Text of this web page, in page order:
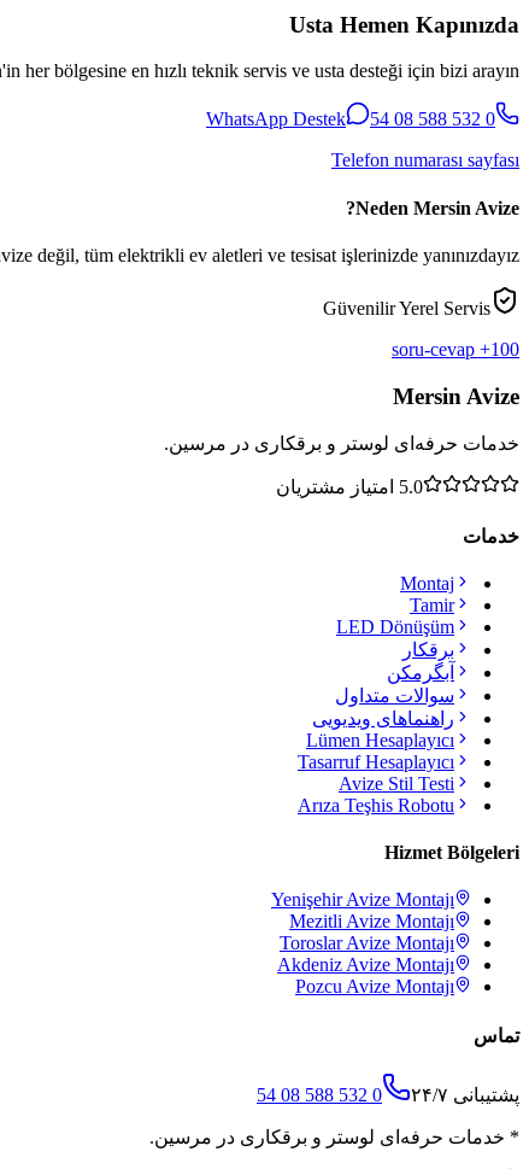
Usta Hemen Kapınızda
her bölgesine en hızlı teknik servis ve usta desteği için bizi arayın.
0 532 588 08 54
WhatsApp Destek
Telefon numarası sayfası
Neden Mersin Avize?
değil, tüm elektrikli ev aletleri ve tesisat işlerinizde yanınızdayız.
Güvenilir Yerel Servis
100+ soru-cevap
Mersin Avize
خدمات حرفه‌ای لوستر و برقکاری در مرسین.
5.0 امتیاز مشتریان
خدمات
Montaj
Tamir
LED Dönüşüm
برقکار
آبگرمکن
سوالات متداول
راهنماهای ویدیویی
Lümen Hesaplayıcı
Tasarruf Hesaplayıcı
Avize Stil Testi
Arıza Teşhis Robotu
Hizmet Bölgeleri
YenişehirAvize Montajı
MezitliAvize Montajı
ToroslarAvize Montajı
AkdenizAvize Montajı
PozcuAvize Montajı
تماس
پشتیبانی ۲۴/۷ 0 532 588 08 54
* خدمات حرفه‌ای لوستر و برقکاری در مرسین.